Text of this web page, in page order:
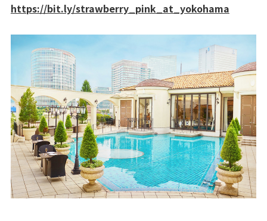
https://bit.ly/strawberry_pink_at_yokohama